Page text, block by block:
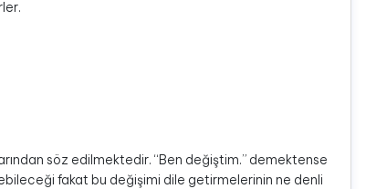
söz edilmektedir. “Ben değiştim.” demektense
fakat bu değişimi dile getirmelerinin ne denli